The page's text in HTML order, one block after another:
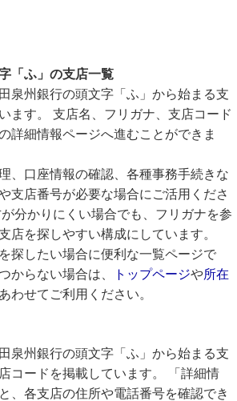
「ふ」の支店一覧
泉州銀行の頭文字「ふ」から始まる支
ます。 支店名、フリガナ、支店コード
詳細情報ページへ進むことができま
、口座情報の確認、各種事務手続きな
支店番号が必要な場合にご活用くださ
分かりにくい場合でも、フリガナを参
店を探しやすい構成にしています。
探したい場合に便利な一覧ページで
からない場合は、
トップページや所在
わせてご利用ください。
泉州銀行の頭文字「ふ」から始まる支
コードを掲載しています。 「詳細情
、各支店の住所や電話番号を確認でき